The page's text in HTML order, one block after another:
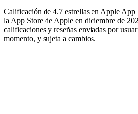
Calificación de 4.7 estrellas en Apple App
la App Store de Apple en diciembre de
calificaciones y reseñas enviadas por
momento, y sujeta a cambios.